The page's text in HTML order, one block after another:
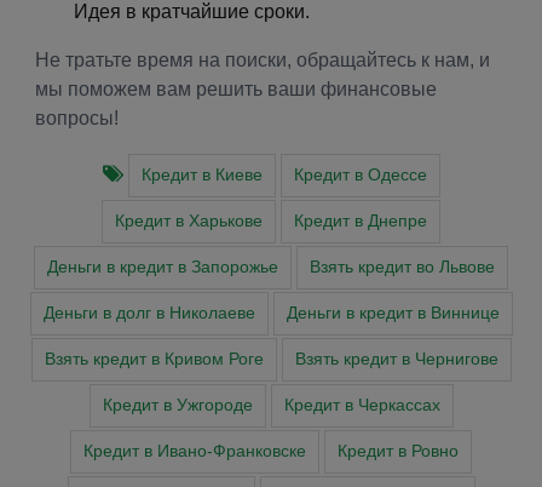
Идея в кратчайшие сроки.
Не тратьте время на поиски, обращайтесь к нам, и
мы поможем вам решить ваши финансовые
вопросы!
Кредит в Киеве Кредит в Одессе
Кредит в Харькове Кредит в Днепре
Деньги в кредит в Запорожье Взять кредит во Львове
Деньги в долг в Николаеве Деньги в кредит в Виннице
Взять кредит в Кривом Роге Взять кредит в Чернигове
Кредит в Ужгороде Кредит в Черкассах
Кредит в Ивано-Франковске Кредит в Ровно